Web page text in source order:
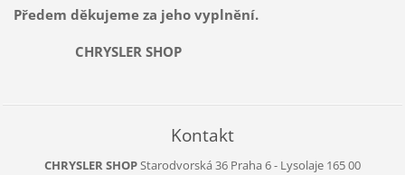
Předem děkujeme za jeho vyplnění.
CHRYSLER SHOP
Kontakt
CHRYSLER SHOPStarodvorská 36 Praha 6 - Lysolaje 165 00